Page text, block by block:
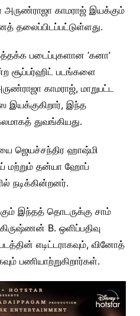
அருண்ராஜா காமராஜ் இயக்கும்
தலைப்பிடப்பட்டுள்ளது.
படைப்புகளான ‘கனா’
சூப்பர்ஹிட் படங்களை
காமராஜ், மாறுபட்ட
இயக்குகிறார், இந்த
துவங்கியது.
ஜெயச்சந்திர ஹாஷ்மி
மற்றும் தன்யா ஹோப்
நடிக்கின்றனர்.
இந்தத் தொடருக்கு சாம்
B. ஒளிப்பதிவு
எடிட்டராகவும், வினோத்
பணியாற்றுகிறார்கள்.